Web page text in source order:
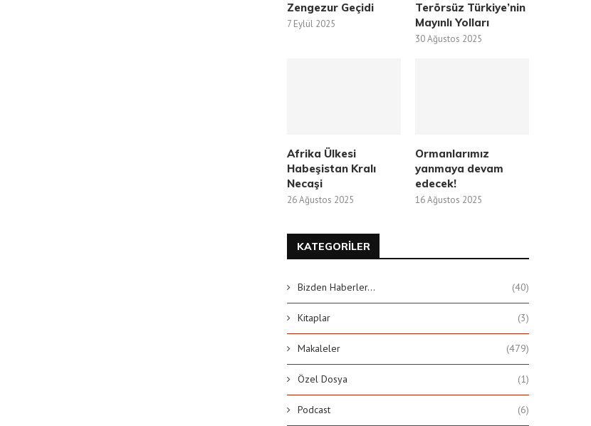
Zengezur Geçidi
7 Eylül 2025
Terörsüz Türkiye’nin
Mayınlı Yolları
30 Ağustos 2025
Afrika Ülkesi
Habeşistan Kralı
Necaşi
26 Ağustos 2025
Ormanlarımız
yanmaya devam
edecek!
16 Ağustos 2025
KATEGORILER
Bizden Haberler… (40)
Kitaplar (3)
Makaleler (479)
Özel Dosya (1)
Podcast (6)